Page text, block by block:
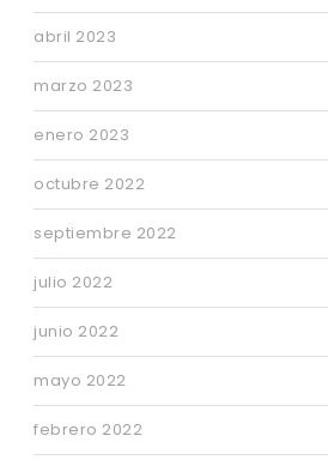
abril 2023
marzo 2023
enero 2023
octubre 2022
septiembre 2022
julio 2022
junio 2022
mayo 2022
febrero 2022